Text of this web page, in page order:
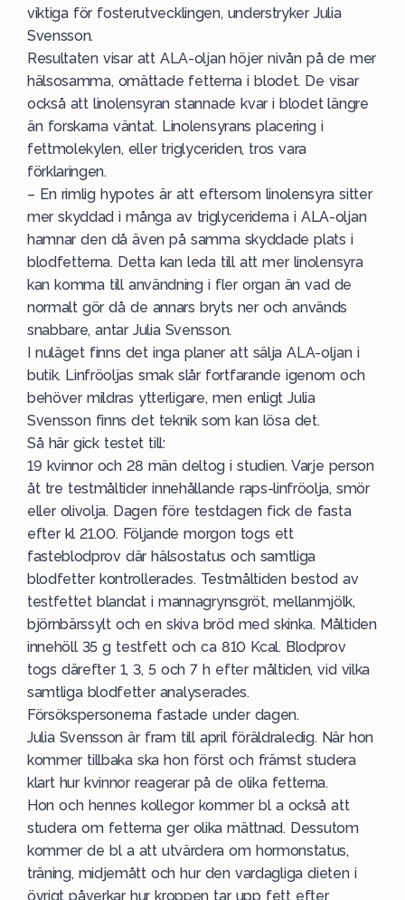
viktiga för fosterutvecklingen, understryker Julia
Svensson.
Resultaten visar att ALA-oljan höjer nivån på de mer
hälsosamma, omättade fetterna i blodet. De visar
också att linolensyran stannade kvar i blodet längre
än forskarna väntat. Linolensyrans placering i
fettmolekylen, eller triglyceriden, tros vara
förklaringen.
– En rimlig hypotes är att eftersom linolensyra sitter
mer skyddad i många av triglyceriderna i ALA-oljan
hamnar den då även på samma skyddade plats i
blodfetterna. Detta kan leda till att mer linolensyra
kan komma till användning i fler organ än vad de
normalt gör då de annars bryts ner och används
snabbare, antar Julia Svensson.
I nuläget finns det inga planer att sälja ALA-oljan i
butik. Linfröoljas smak slår fortfarande igenom och
behöver mildras ytterligare, men enligt Julia
Svensson finns det teknik som kan lösa det.
Så här gick testet till:
19 kvinnor och 28 män deltog i studien. Varje person
åt tre testmåltider innehållande raps-linfröolja, smör
eller olivolja. Dagen före testdagen fick de fasta
efter kl 21.00. Följande morgon togs ett
fasteblodprov där hälsostatus och samtliga
blodfetter kontrollerades. Testmåltiden bestod av
testfettet blandat i mannagrynsgröt, mellanmjölk,
björnbärssylt och en skiva bröd med skinka. Måltiden
innehöll 35 g testfett och ca 810 Kcal. Blodprov
togs därefter 1, 3, 5 och 7 h efter måltiden, vid vilka
samtliga blodfetter analyserades.
Försökspersonerna fastade under dagen.
Julia Svensson är fram till april föräldraledig. När hon
kommer tillbaka ska hon först och främst studera
klart hur kvinnor reagerar på de olika fetterna.
Hon och hennes kollegor kommer bl a också att
studera om fetterna ger olika mättnad. Dessutom
kommer de bl a att utvärdera om hormonstatus,
träning, midjemått och hur den vardagliga dieten i
övrigt påverkar hur kroppen tar upp fett efter